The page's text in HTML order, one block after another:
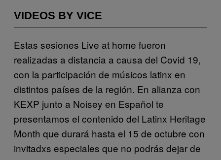
VIDEOS BY VICE
Estas sesiones Live at home fueron
realizadas a distancia a causa del Covid 19,
con la participación de músicos latinx en
distintos países de la región. En alianza con
KEXP junto a Noisey en Español te
presentamos el contenido del Latinx Heritage
Month que durará hasta el 15 de octubre con
invitadxs especiales que no podrás dejar de